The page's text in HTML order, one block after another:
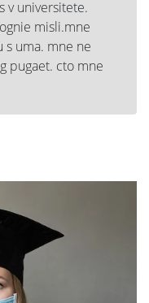
v universitete.
misli.mne
s uma. mne ne
pugaet. cto mne